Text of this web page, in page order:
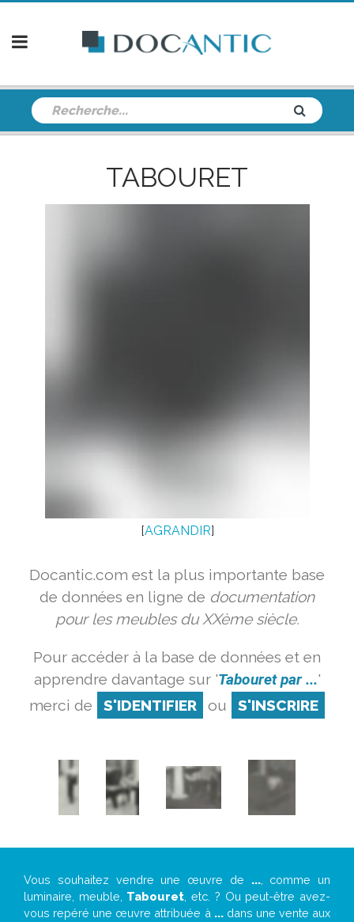
TABOURET
[AGRANDIR]
Docantic.com est la plus importante base
de données en ligne de documentation
pour les meubles du XXème siècle.
Pour accéder à la base de données et en
apprendre davantage sur 'Tabouret par ...'
merci de
S'IDENTIFIER ou S'INSCRIRE
Vous souhaitez vendre une œuvre de ..., comme un
luminaire, meuble, Tabouret , etc. ? Ou peut-être avez-
vous repéré une œuvre attribuée à ...dans une vente aux